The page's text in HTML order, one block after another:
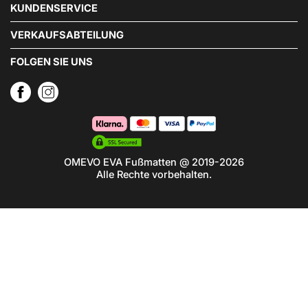
KUNDENSERVICE
VERKAUFSABTEILUNG
FOLGEN SIE UNS
OMEVO EVA Fußmatten @ 2019-2026
Alle Rechte vorbehalten.